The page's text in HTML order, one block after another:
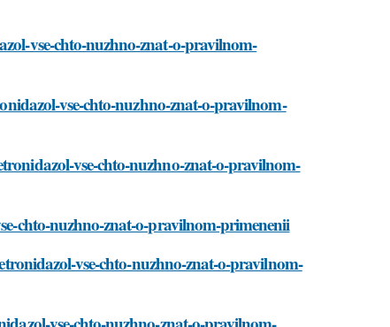
vse-chto-nuzhno-znat-o-pravilnom-
vse-chto-nuzhno-znat-o-pravilnom-
vse-chto-nuzhno-znat-o-pravilnom-
chto-nuzhno-znat-o-pravilnom-primenenii
vse-chto-nuzhno-znat-o-pravilnom-